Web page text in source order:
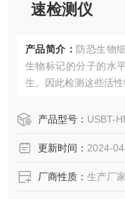
速检测仪
产品简介： 防恐生物
生物标记的分子的水
生。因此检测这些活
产品型号： USBT-
更新时间： 2024-
厂商性质： 生产厂家